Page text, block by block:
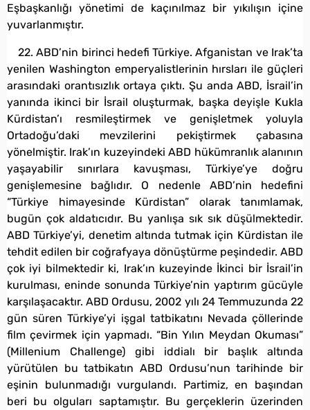
Eşbaşkanlığı yönetimi de kaçınılmaz bir yıkılışın içine
yuvarlanmıştır.
22. ABD’nin birinci hedefi Türkiye. Afganistan ve Irak’ta
yenilen Washington emperyalistlerinin hırsları ile güçleri
arasındaki orantısızlık ortaya çıktı. Şu anda ABD, İsrail’in
yanında ikinci bir İsrail oluşturmak, başka deyişle Kukla
Kürdistan’ı resmileştirmek ve genişletmek yoluyla
Ortadoğu’daki mevzilerini pekiştirmek çabasına
yönelmiştir. Irak’ın kuzeyindeki ABD hükümranlık alanının
yaşayabilir sınırlara kavuşması, Türkiye’ye doğru
genişlemesine bağlıdır. O nedenle ABD’nin hedefini
“Türkiye himayesinde Kürdistan” olarak tanımlamak,
bugün çok aldatıcıdır. Bu yanlışa sık sık düşülmektedir.
ABD Türkiye’yi, denetim altında tutmak için Kürdistan ile
tehdit edilen bir coğrafyaya dönüştürme peşindedir. ABD
çok iyi bilmektedir ki, Irak’ın kuzeyinde İkinci bir İsrail’in
kurulması, eninde sonunda Türkiye’nin yaptırım gücüyle
karşılaşacaktır. ABD Ordusu, 2002 yılı 24 Temmuzunda 22
gün süren Türkiye’yi işgal tatbikatını Nevada çöllerinde
film çevirmek için yapmadı. “Bin Yılın Meydan Okuması”
(Millenium Challenge) gibi iddialı bir başlık altında
yürütülen bu tatbikatın ABD Ordusu’nun tarihinde bir
eşinin bulunmadığı vurgulandı. Partimiz, en başından
beri bu olguları saptamıştır. Bu gerçeklerin üzerinden